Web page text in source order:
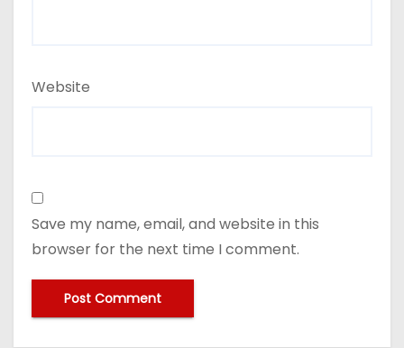
Website
Save my name, email, and website in this
browser for the next time I comment.